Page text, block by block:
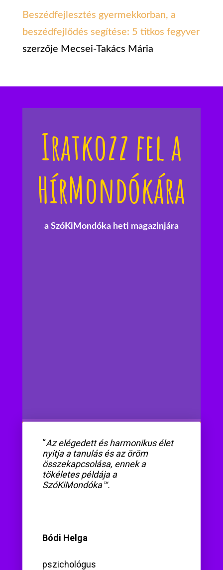
Beszédfejlesztés gyermekkorban, a
beszédfejlődés segítése: 5 titkos fegyver
szerzője Mecsei-Takács Mária
Iratkozz fel a
HírMondókára
a SzóKiMondóka heti magazinjára
“Az elégedett és harmonikus élet
nyitja a tanulás és az öröm
összekapcsolása, ennek a
tökéletes példája a
SzóKiMondóka™.
Bódi Helga
pszichológus